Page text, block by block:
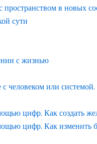
в новых
сути
с жизнью
с человеком или
цифр. Как создать
цифр. Как изменить